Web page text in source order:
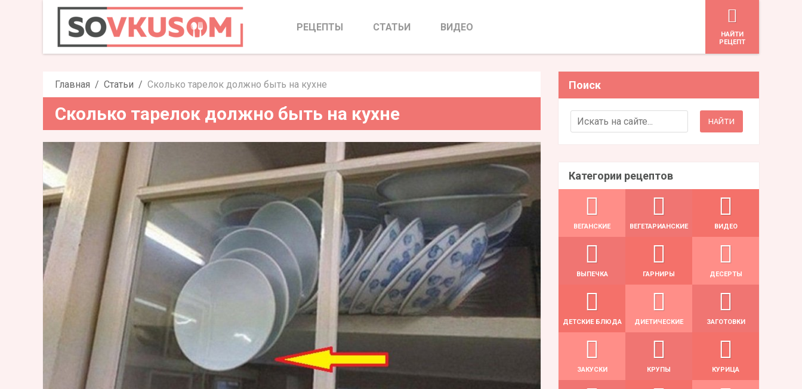
Сколько тарелок должно быть на кухне
РЕЦЕПТЫ СТАТЬИ ВИДЕО
HАЙТИ
РЕЦЕПТ
Главная Статьи Сколько тарелок должно быть на кухне
Сколько тарелок должно быть на кухне
Поиск
Search for:
Категории рецептов
ВЕГАНСКИЕ ВЕГЕТАРИАНСКИЕ ВИДЕО
ВЫПЕЧКА ГАРНИРЫ ДЕСЕРТЫ
ДЕТСКИЕ БЛЮДА ДИЕТИЧЕСКИЕ ЗАГОТОВКИ
ЗАКУСКИ КРУПЫ КУРИЦА